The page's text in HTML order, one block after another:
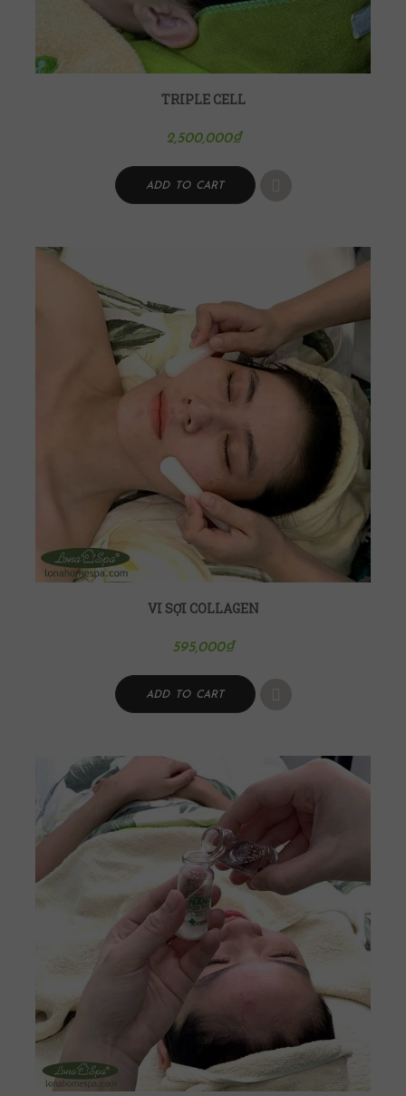
TRIPLE CELL
2,500,000₫
ADD TO CART
VI SỢI COLLAGEN
595,000₫
ADD TO CART